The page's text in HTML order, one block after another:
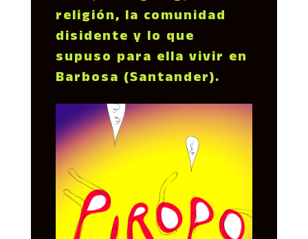
religión, la comunidad
disidente y lo que
supuso para ella vivir en
Barbosa (Santander).